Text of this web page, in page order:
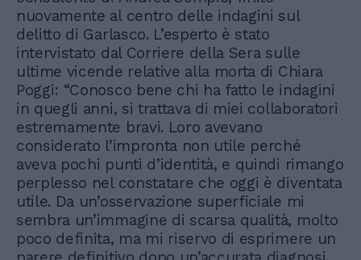
nuovamente al centro delle indagini sul
delitto di Garlasco. L’esperto è stato
intervistato dal Corriere della Sera sulle
ultime vicende relative alla morta di Chiara
Poggi: “Conosco bene chi ha fatto le indagini
in quegli anni, si trattava di miei collaboratori
estremamente bravi. Loro avevano
considerato l’impronta non utile perché
aveva pochi punti d’identità, e quindi rimango
perplesso nel constatare che oggi è diventata
utile. Da un’osservazione superficiale mi
sembra un’immagine di scarsa qualità, molto
poco definita, ma mi riservo di esprimere un